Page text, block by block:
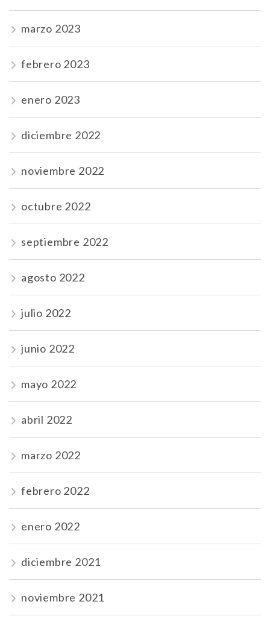
marzo 2023
febrero 2023
enero 2023
diciembre 2022
noviembre 2022
octubre 2022
septiembre 2022
agosto 2022
julio 2022
junio 2022
mayo 2022
abril 2022
marzo 2022
febrero 2022
enero 2022
diciembre 2021
noviembre 2021